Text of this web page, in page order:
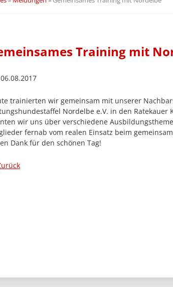
Training mit
06.08.2017
trainierten wir gemeinsam mit unserer
Nordelbe e.V. in den Ratekauer
wir uns über verschiedene
fernab vom realen Einsatz beim
Dank für den schönen Tag!